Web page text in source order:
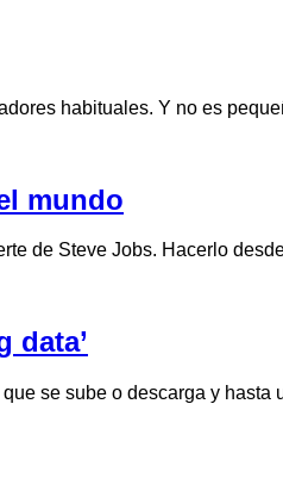
habituales. Y no es
mundo
de Steve Jobs. Hacerlo
data’
se sube o descarga y